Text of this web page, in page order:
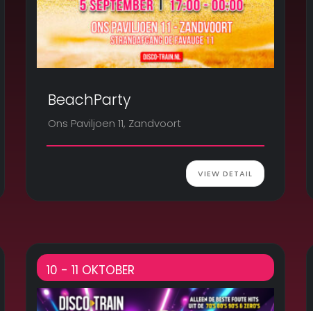
BeachParty
Ons Paviljoen 11, Zandvoort
VIEW DETAIL
10 - 11 OKTOBER